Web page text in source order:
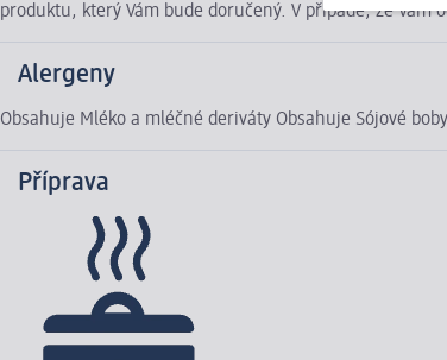
produktu, který Vám bude doručený. V případě, že
Alergeny
Obsahuje Mléko a mléčné deriváty Obsahuje Sójové
Příprava